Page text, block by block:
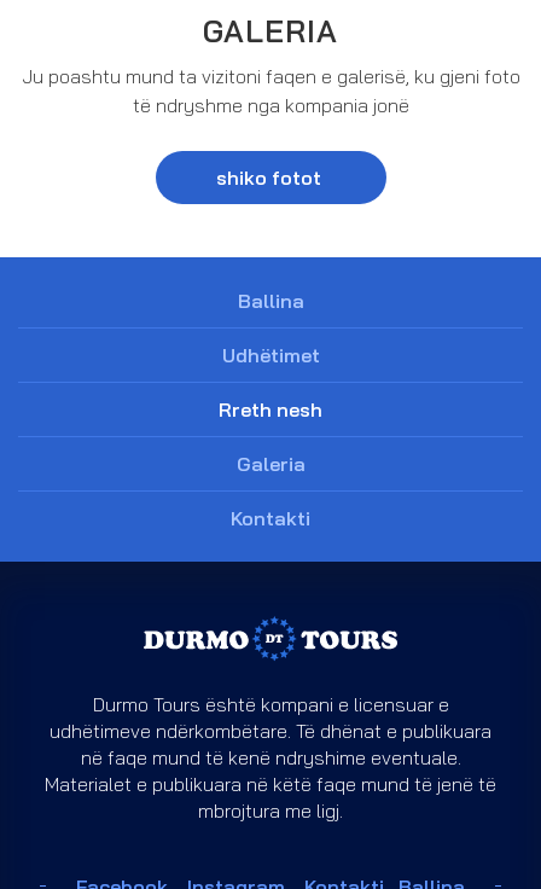
GALERIA
Ju poashtu mund ta vizitoni faqen e galerisë, ku gjeni foto
të ndryshme nga kompania jonë
shiko fotot
Ballina
Udhëtimet
Rreth nesh
Galeria
Kontakti
Durmo Tours është kompani e licensuar e
udhëtimeve ndërkombëtare. Të dhënat e publikuara
në faqe mund të kenë ndryshime eventuale.
Materialet e publikuara në këtë faqe mund të jenë të
mbrojtura me ligj.